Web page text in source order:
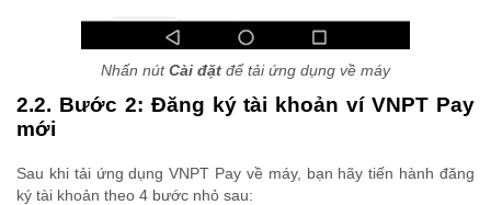
Nhấn nút Cài đặt để tải ứng dụng về máy
2.2. Bước 2: Đăng ký tài khoản ví VNPT Pay
mới
Sau khi tải ứng dụng VNPT Pay về máy, bạn hãy tiến hành đăng
ký tài khoản theo 4 bước nhỏ sau: